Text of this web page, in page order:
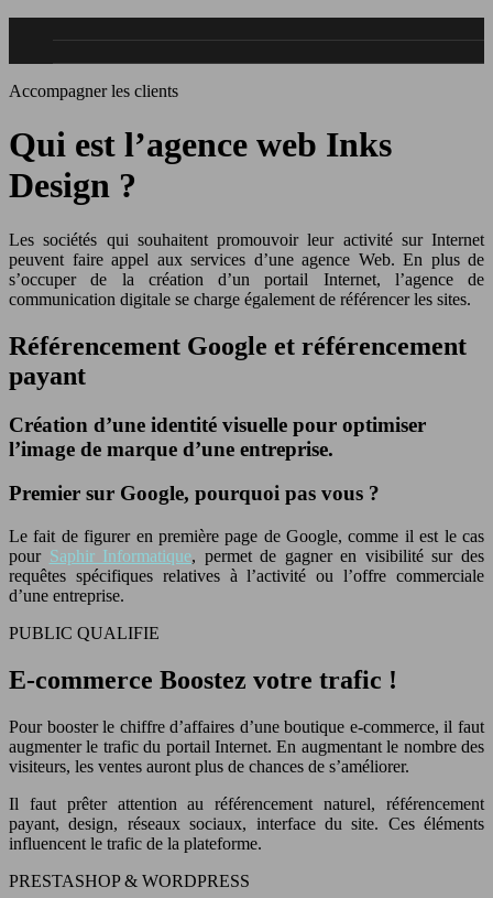
Accompagner les clients
Qui est l’agence web Inks
Design ?
Les sociétés qui souhaitent promouvoir leur activité sur Internet
peuvent faire appel aux services d’une agence Web. En plus de
s’occuper de la création d’un portail Internet, l’agence de
communication digitale se charge également de référencer les sites.
Référencement Google et référencement
payant
Création d’une identité visuelle pour optimiser
l’image de marque d’une entreprise.
Premier sur Google, pourquoi pas vous ?
Le fait de figurer en première page de Google, comme il est le cas
pour Saphir Informatique, permet de gagner en visibilité sur des
requêtes spécifiques relatives à l’activité ou l’offre commerciale
d’une entreprise.
PUBLIC QUALIFIE
E-commerce Boostez votre trafic !
Pour booster le chiffre d’affaires d’une boutique e-commerce, il faut
augmenter le trafic du portail Internet. En augmentant le nombre des
visiteurs, les ventes auront plus de chances de s’améliorer.
Il faut prêter attention au référencement naturel, référencement
payant, design, réseaux sociaux, interface du site. Ces éléments
influencent le trafic de la plateforme.
PRESTASHOP & WORDPRESS